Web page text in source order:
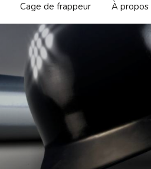
Cage de frappeur À propos